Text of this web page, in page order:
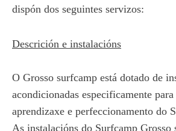
dispón dos seguintes servizos:
Descrición e instalacións
O Grosso surfcamp está dotado de
acondicionadas especificamente
aprendizaxe e perfeccionamento do
As instalacións do Surfcamp Grosso